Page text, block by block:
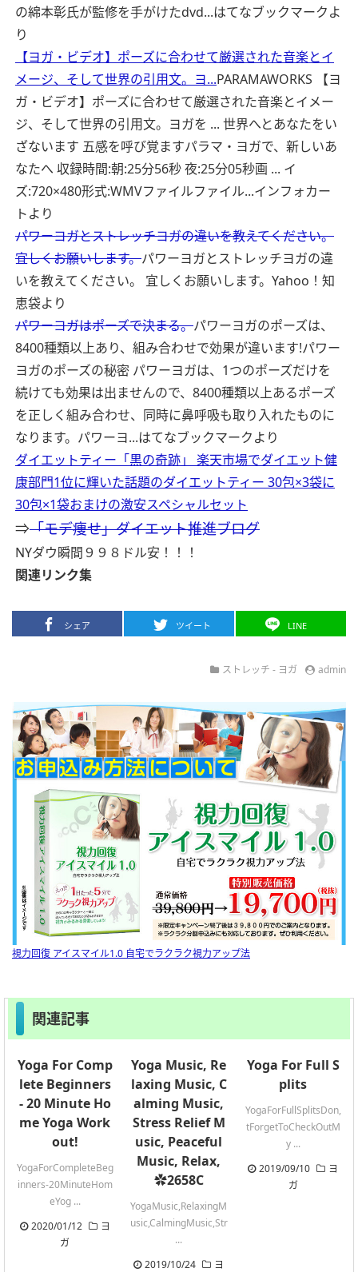
の綿本彰氏が監修を手がけたdvd...はてなブックマークよ
り
【ヨガ・ビデオ】ポーズに合わせて厳選された音楽とイ
メージ、そして世界の引用文。ヨ...PARAMAWORKS 【ヨ
ガ・ビデオ】ポーズに合わせて厳選された音楽とイメー
ジ、そして世界の引用文。ヨガを ... 世界へとあなたをい
ざないます 五感を呼び覚ますパラマ・ヨガで、新しいあ
なたへ 収録時間:朝:25分56秒 夜:25分05秒画 ... イ
ズ:720×480形式:WMVファイルファイル...インフォカー
トより
パワーヨガとストレッチヨガの違いを教えてください。
宜しくお願いします。パワーヨガとストレッチヨガの違
いを教えてください。 宜しくお願いします。 Yahoo！知
恵袋より
パワーヨガはポーズで決まる。パワーヨガのポーズは、
8400種類以上あり、組み合わせで効果が違います!パワー
ヨガのポーズの秘密 パワーヨガは、1つのポーズだけを
続けても効果は出ませんので、8400種類以上あるポーズ
を正しく組み合わせ、同時に鼻呼吸も取り入れたものに
なります。パワーヨ...はてなブックマークより
ダイエットティー「黒の奇跡」 楽天市場でダイエット健
康部門1位に輝いた話題のダイエットティー 30包×3袋に
30包×1袋おまけの激安スペシャルセット
⇒「モデ痩せ」ダイエット推進ブログ
NYダウ瞬間９９８ドル安！！！
関連リンク集
シェア ツイート LINE
ストレッチ - ヨガ admin
視力回復 アイスマイル1.0 自宅でラクラク視力アップ法
関連記事
Yoga For Comp
lete Beginners
- 20 Minute Ho
me Yoga Work
out!
YogaForCompleteBeg
inners-20MinuteHom
eYog ...
2020/01/12
ヨ
ガ
Yoga Music, Re
laxing Music, C
alming Music,
Stress Relief M
usic, Peaceful
Music, Relax,
✿2658C
YogaMusic,RelaxingM
usic,CalmingMusic,Str
...
2019/10/24
ヨ
Yoga For Full S
plits
YogaForFullSplitsDon,
tForgetToCheckOutM
y ...
2019/09/10
ヨ
ガ